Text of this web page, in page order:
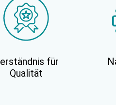
für
Qualität